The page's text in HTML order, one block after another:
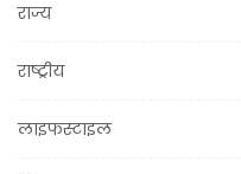
राज्य
राष्ट्रीय
लाइफस्टाइल